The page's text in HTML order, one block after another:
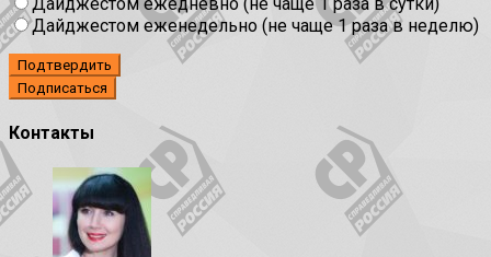
Дайджестом еженедельно (не чаще 1 раза в неделю)
Подтвердить
Контакты